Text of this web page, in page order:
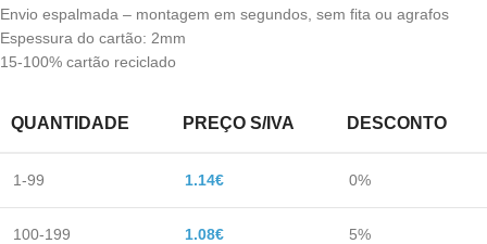
Envio espalmada – montagem em segundos, sem fita ou agrafos
Espessura do cartão: 2mm
15-100% cartão reciclado
QUANTIDADE PREÇO S/IVA DESCONTO
1-99 1.14€ 0%
100-199 1.08€ 5%